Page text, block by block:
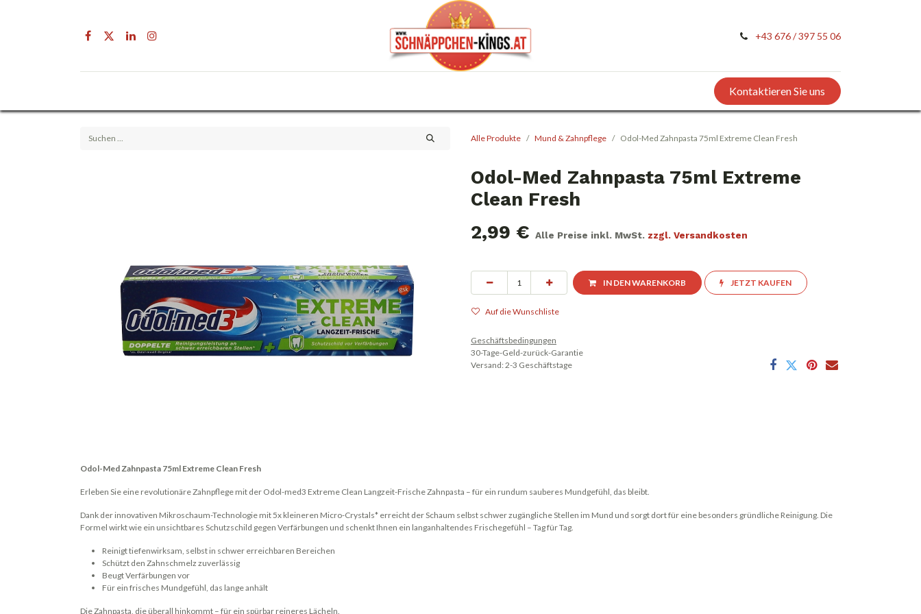
+43 676 / 397 55 06
Kontaktieren Sie uns
Alle Produkte Mund & Zahnpflege Odol-Med Zahnpasta 75ml Extreme Clean Fresh
Odol-Med Zahnpasta 75ml Extreme
Clean Fresh
2,99 € Alle Preise inkl. MwSt. zzgl. Versandkosten
IN DEN WARENKORB JETZT KAUFEN
Auf die Wunschliste
Geschäftsbedingungen
30-Tage-Geld-zurück-Garantie
Versand: 2-3 Geschäftstage
Odol-Med Zahnpasta 75ml Extreme Clean Fresh
Erleben Sie eine revolutionäre Zahnpflege mit der Odol-med3 Extreme Clean Langzeit-Frische Zahnpasta – für ein rundum sauberes Mundgefühl, das bleibt.
Dank der innovativen Mikroschaum-Technologie mit 5x kleineren Micro-Crystals* erreicht der Schaum selbst schwer zugängliche Stellen im Mund und sorgt dort für eine besonders gründliche Reinigung. Die
Formel wirkt wie ein unsichtbares Schutzschild gegen Verfärbungen und schenkt Ihnen ein langanhaltendes Frischegefühl – Tag für Tag.
Reinigt tiefenwirksam, selbst in schwer erreichbaren Bereichen
Schützt den Zahnschmelz zuverlässig
Beugt Verfärbungen vor
Für ein frisches Mundgefühl, das lange anhält
Die Zahnpasta, die überall hinkommt – für ein spürbar reineres Lächeln.